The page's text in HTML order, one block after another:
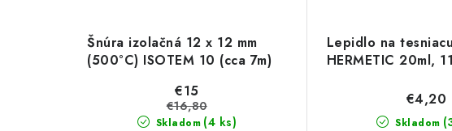
Šnúra izolačná 12 x 12 mm
(500°C) ISOTEM 10 (cca 7m)
Skladom (4 ks)
€15
€16,80
Lepidlo na
HERMETIC 20ml,
Skladom
€4,20